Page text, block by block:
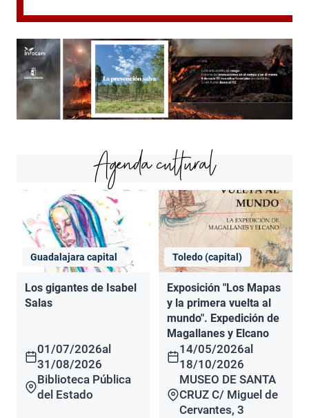
Agenda cultural
Guadalajara capital
Los gigantes de Isabel
Salas
01/07/2026al
31/08/2026
Biblioteca Pública
del Estado
Toledo (capital)
Exposición "Los Mapas
y la primera vuelta al
mundo". Expedición de
Magallanes y Elcano
14/05/2026al
18/10/2026
MUSEO DE SANTA
CRUZ C/ Miguel de
Cervantes, 3